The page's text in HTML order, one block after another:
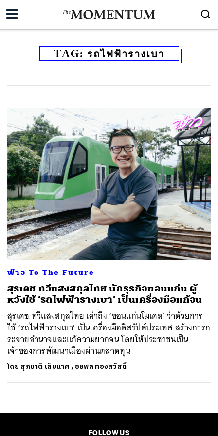
TAG: รถไฟฟ้ารางเบา
ฟ่าว To The Future
สุรเดช ทวีแสงสกุลไทย นักธุรกิจขอนแก่น ผู้
หวังใช้ ‘รถไฟฟ้ารางเบา’ เป็นเครื่องมือแก้จน
สุรเดช ทวีแสงสกุลไทย เล่าถึง ‘ขอนแก่นโมเดล’ ว่าด้วยการ
ใช้ ‘รถไฟฟ้ารางเบา’ เป็นเครื่องมือดิสรัปต์ประเทศ สร้างการก
ระจายอำนาจและแก้ความยากจน โดยให้ประชาชนเป็น
เจ้าของการพัฒนาเมืองผ่านตลาดทุน
โดย สุภชาติ เล็บนาค , ชยพล ทองสวัสดิ์
FOLLOW US
ค้นหา
SHARE TWEET LINE EMAIL